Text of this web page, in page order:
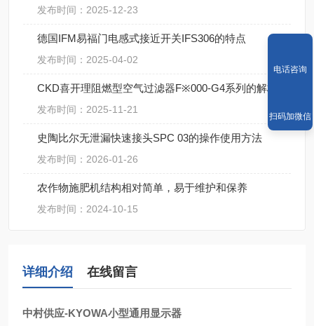
发布时间：2025-12-23
德国IFM易福门电感式接近开关IFS306的特点
发布时间：2025-04-02
CKD喜开理阻燃型空气过滤器F※000-G4系列的解析
发布时间：2025-11-21
史陶比尔无泄漏快速接头SPC 03的操作使用方法
发布时间：2026-01-26
农作物施肥机结构相对简单，易于维护和保养
发布时间：2024-10-15
详细介绍 在线留言
中村供应-KYOWA小型通用显示器
电话咨询
扫码加微信